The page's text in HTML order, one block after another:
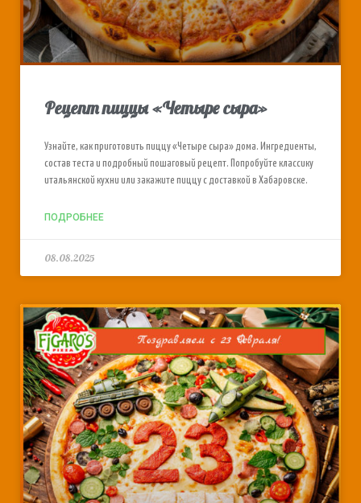
Рецепт пиццы «Четыре сыра»
Узнайте, как приготовить пиццу «Четыре сыра» дома. Ингредиенты,
состав теста и подробный пошаговый рецепт. Попробуйте классику
итальянской кухни или закажите пиццу с доставкой в Хабаровске.
ПОДРОБНЕЕ
08.08.2025